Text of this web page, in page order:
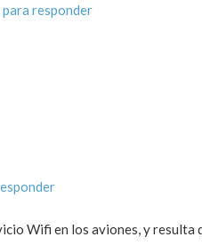
para responder
Wifi en los aviones, y